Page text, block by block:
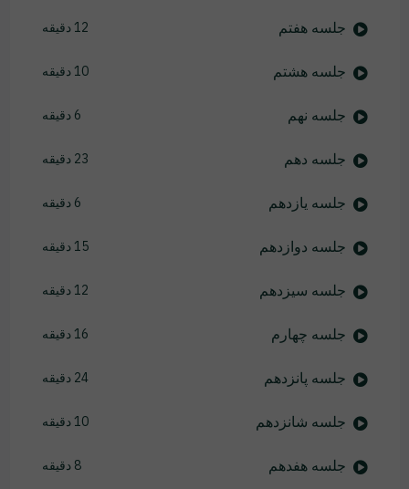
جلسه هفتم 12 دقیقه
جلسه هشتم 10 دقیقه
جلسه نهم 6 دقیقه
جلسه دهم 23 دقیقه
جلسه یازدهم 6 دقیقه
جلسه دوازدهم 15 دقیقه
جلسه سیزدهم 12 دقیقه
جلسه چهارم 16 دقیقه
جلسه پانزدهم 24 دقیقه
جلسه شانزدهم 10 دقیقه
جلسه هفدهم 8 دقیقه